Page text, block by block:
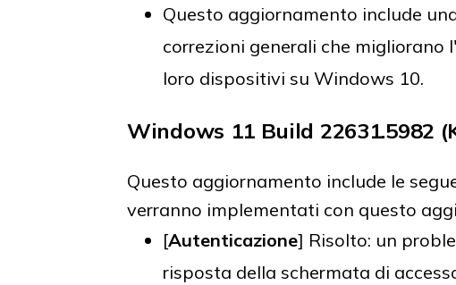
Questo aggiornamento include
correzioni generali che migliorano
loro dispositivi su Windows 10.
Windows 11 Build 22631.5982
Questo aggiornamento include le
verranno implementati con questo
[Autenticazione] Risolto: un
risposta della schermata di